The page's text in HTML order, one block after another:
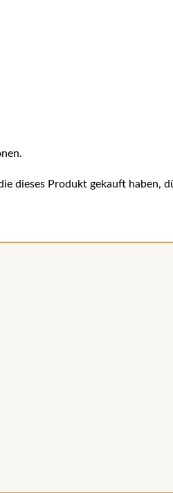
dieses Produkt gekauft haben,